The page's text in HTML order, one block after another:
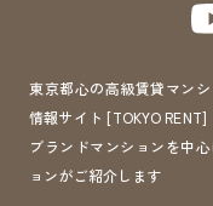
東京都心の高級賃貸マン
情報サイト [TOKYO RENT]
ブランドマンションを中
ョンがご紹介します